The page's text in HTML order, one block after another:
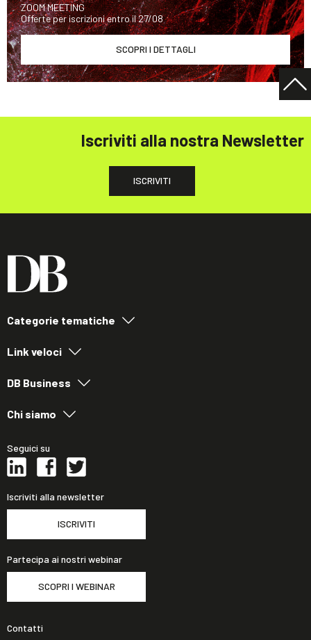
ZOOM MEETING
Offerte per iscrizioni entro il 27/08
SCOPRI I DETTAGLI
Iscriviti alla nostra Newsletter
ISCRIVITI
Categorie tematiche
Link veloci
DB Business
Chi siamo
Seguici su
Iscriviti alla newsletter
ISCRIVITI
Partecipa ai nostri webinar
SCOPRI I WEBINAR
Contatti